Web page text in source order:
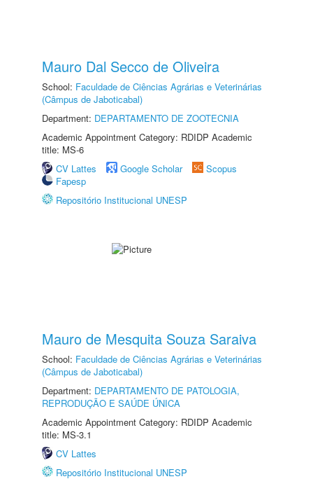
Mauro Dal Secco de Oliveira
School: Faculdade de Ciências Agrárias e Veterinárias
(Câmpus de Jaboticabal)
Department: DEPARTAMENTO DE ZOOTECNIA
Academic Appointment Category: RDIDP Academic
title: MS-6
CV Lattes
Google Scholar
Scopus
Fapesp
Repositório Institucional UNESP
Mauro de Mesquita Souza Saraiva
School: Faculdade de Ciências Agrárias e Veterinárias
(Câmpus de Jaboticabal)
Department: DEPARTAMENTO DE PATOLOGIA,
REPRODUÇÃO E SAÚDE ÚNICA
Academic Appointment Category: RDIDP Academic
title: MS-3.1
CV Lattes
Repositório Institucional UNESP